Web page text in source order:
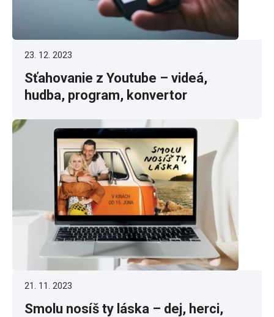
23. 12. 2023
Sťahovanie z Youtube – videá,
hudba, program, konvertor
21. 11. 2023
Smolu nosíš ty láska – dej, herci,